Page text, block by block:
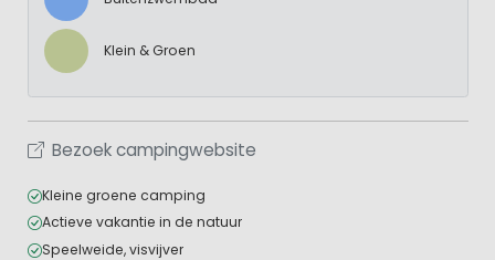
Klein & Groen
Bezoek campingwebsite
Kleine groene camping
Actieve vakantie in de natuur
Speelweide, visvijver